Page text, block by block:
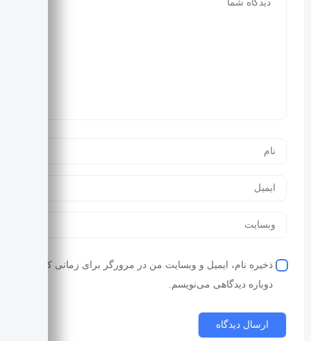
ذخیره نام، ایمیل و وبسایت من در مرورگر برای زمانی که
دوباره دیدگاهی می‌نویسم.